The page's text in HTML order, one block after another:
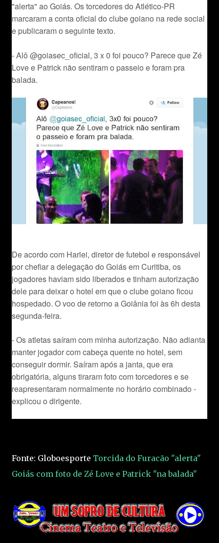
"alerta" ao Goiás. Os torcedores do Atlético-PR
marcaram a conta oficial do clube goiano na rede social
e publicaram o seguinte texto.
- Alô @goiasec_oficial, 3 x 0 foi pouco? Parece que Zé
Love e Patrick não sentiram o passeio e foram pra
balada.
De acordo com Harlei, diretor de futebol e responsável
por chefiar a delegação do Goiás em Curitiba, os
jogadores haviam sido liberados e tinham autorização
dele para deixar o hotel em que o clube goiano ficou
hospedado. O voo de retorno a Goiânia foi às 6h desta
segunda-feira.
- Os atletas saíram com minha autorização. Não adianta
manter jogador com cabeça quente no hotel, sem
conseguir dormir. Saíram após a janta, que era
obrigatória, alguns tiraram foto com torcedores e se
reapresentaram normalmente no horário combinado -
explicou o dirigente.
Fonte: Globoesporte Torcida do Furacão "alerta"
Goiás com foto de Zé Love e Patrick "na balada"